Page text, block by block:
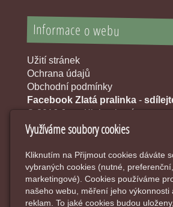
Informace o webu
Užití stránek
Ochrana údajů
Obchodní podmínky
Facebook Zlatá pralinka -
© 2016 Jana Klobouková
Využíváme soubory cookies
Kliknutím na Přijmout cookies dáváte
vybraných cookies (nutné,
marketingové). Cookies používáme
našeho webu, měření jeho
reklam. To jaké cookies budou